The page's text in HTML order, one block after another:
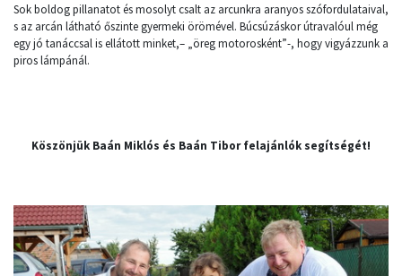
Sok boldog pillanatot és mosolyt csalt az arcunkra aranyos szófordulataival,
s az arcán látható őszinte gyermeki örömével. Búcsúzáskor útravalóul még
egy jó tanáccsal is ellátott minket,– „öreg motorosként”-, hogy vigyázzunk a
piros lámpánál.
Köszönjük Baán Miklós és Baán Tibor felajánlók segítségét!